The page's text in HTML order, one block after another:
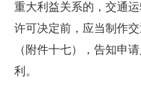
重大利益关系的，交通
许可决定前，应当制作
（附件十七），告知申
利。